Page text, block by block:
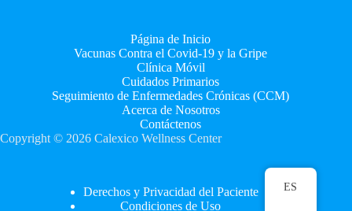
Página de Inicio
Vacunas Contra el Covid-19 y la Gripe
Clínica Móvil
Cuidados Primarios
Seguimiento de Enfermedades Crónicas (CCM)
Acerca de Nosotros
Contáctenos
Copyright © 2026 Calexico Wellness Center
Derechos y Privacidad del Paciente
Condiciones de Uso
ES